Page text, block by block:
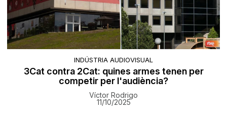
INDÚSTRIA AUDIOVISUAL
3Cat contra 2Cat: quines armes tenen per
competir per l'audiència?
Víctor Rodrigo
11/10/2025